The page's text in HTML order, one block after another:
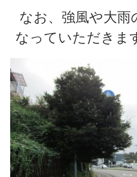
なお、強風や大
なっていただきま